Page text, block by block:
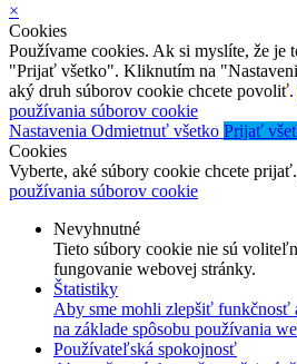
×
Cookies
Používame cookies. Ak si myslíte, že je
"Prijať všetko". Kliknutím na
aký druh súborov cookie chcete povoliť.
používania súborov cookie
Nastavenia Odmietnuť všetko Prijať
Cookies
Vyberte, aké súbory cookie chcete prijať.
používania súborov cookie
Nevyhnutné
Tieto súbory cookie nie sú
fungovanie webovej stránky.
Štatistiky
Aby sme mohli zlepšiť funkčnosť
na základe spôsobu používania
Používateľská spokojnosť